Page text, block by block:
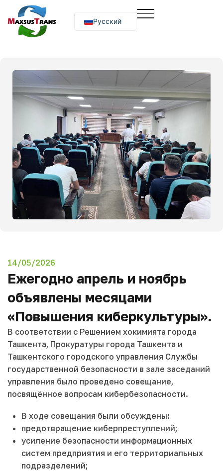
Русский
O‘zbekcha
14/05/2026
Ежегодно апрель и ноябрь
объявлены месяцами
«Повышения киберкультуры».
В соответствии с Решением хокимията города
Ташкента, Прокуратуры города Ташкента и
Ташкентского городского управления Службы
государственной безопасности в зале заседаний
управления было проведено совещание,
посвящённое вопросам кибербезопасности.
В ходе совещания были обсуждены:
предотвращение киберпреступлений;
усиление безопасности информационных
систем предприятия и его территориальных
подразделений;